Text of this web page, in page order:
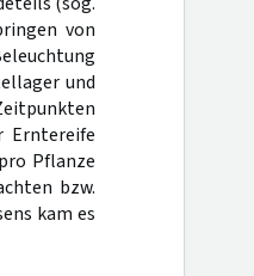
von
und
Erntereife
Pflanze
bzw.
kam es